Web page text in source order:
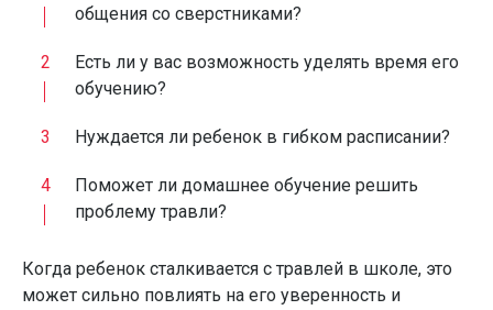
общения со сверстниками?
Есть ли у вас возможность уделять время его
обучению?
Нуждается ли ребенок в гибком расписании?
Поможет ли домашнее обучение решить
проблему травли?
Когда ребенок сталкивается с травлей в школе, это
может сильно повлиять на его уверенность и